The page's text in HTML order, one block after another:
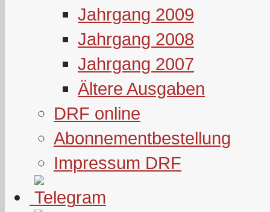
Jahrgang 2009
Jahrgang 2008
Jahrgang 2007
Ältere Ausgaben
DRF online
Abonnementbestellung
Impressum DRF